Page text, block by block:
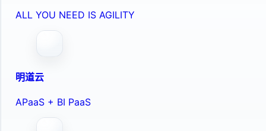
ALL YOU NEED IS AGILITY
明道云
APaaS + BI PaaS